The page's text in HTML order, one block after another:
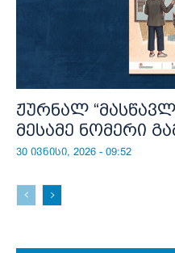
ჟურნალ
მესამე ნომერი
30 ივნისი, 2026 - 09:52